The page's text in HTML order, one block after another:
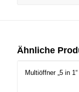
Ähnliche
Multiöffner „5 in 1“